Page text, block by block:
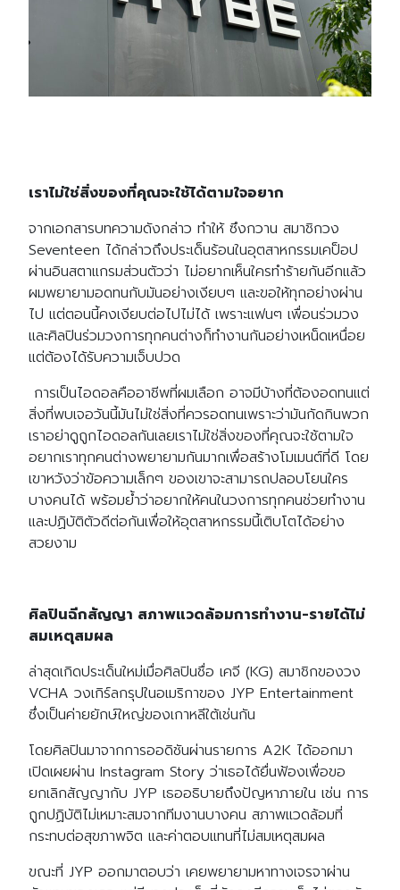
เราไม่ใช่สิ่งของที่คุณจะใช้ได้ตามใจอยาก
จากเอกสารบทความดังกล่าว ทำให้ ซึงกวาน สมาชิกวง
Seventeen ได้กล่าวถึงประเด็นร้อนในอุตสาหกรรมเคป็อป
ผ่านอินสตาแกรมส่วนตัวว่า ไม่อยากเห็นใครทำร้ายกันอีกแล้ว
ผมพยายามอดทนกับมันอย่างเงียบๆ และขอให้ทุกอย่างผ่าน
ไป แต่ตอนนี้คงเงียบต่อไปไม่ได้ เพราะแฟนๆ เพื่อนร่วมวง
และศิลปินร่วมวงการทุกคนต่างก็ทำงานกันอย่างเหน็ดเหนื่อย
แต่ต้องได้รับความเจ็บปวด
การเป็นไอดอลคืออาชีพที่ผมเลือก อาจมีบ้างที่ต้องอดทนแต่
สิ่งที่พบเจอวันนี้มันไม่ใช่สิ่งที่ควรอดทนเพราะว่ามันกัดกินพวก
เราอย่าดูถูกไอดอลกันเลยเราไม่ใช่สิ่งของที่คุณจะใช้ตามใจ
อยากเราทุกคนต่างพยายามกันมากเพื่อสร้างโมเมนต์ที่ดี โดย
เขาหวังว่าข้อความเล็กๆ ของเขาจะสามารถปลอบโยนใคร
บางคนได้ พร้อมย้ำว่าอยากให้คนในวงการทุกคนช่วยทำงาน
และปฏิบัติตัวดีต่อกันเพื่อให้อุตสาหกรรมนี้เติบโตได้อย่าง
สวยงาม
ศิลปินฉีกสัญญา สภาพแวดล้อมการทำงาน-รายได้ไม่
สมเหตุสมผล
ล่าสุดเกิดประเด็นใหม่เมื่อศิลปินชื่อ เคจี (KG) สมาชิกของวง
VCHA วงเกิร์ลกรุปในอเมริกาของ JYP Entertainment
ซึ่งเป็นค่ายยักษ์ใหญ่ของเกาหลีใต้เช่นกัน
โดยศิลปินมาจากการออดิชันผ่านรายการ A2K ได้ออกมา
เปิดเผยผ่าน Instagram Story ว่าเธอได้ยื่นฟ้องเพื่อขอ
ยกเลิกสัญญากับ JYP เธออธิบายถึงปัญหาภายใน เช่น การ
ถูกปฏิบัติไม่เหมาะสมจากทีมงานบางคน สภาพแวดล้อมที่
กระทบต่อสุขภาพจิต และค่าตอบแทนที่ไม่สมเหตุสมผล
ขณะที่ JYP ออกมาตอบว่า เคยพยายามหาทางเจรจาผ่าน